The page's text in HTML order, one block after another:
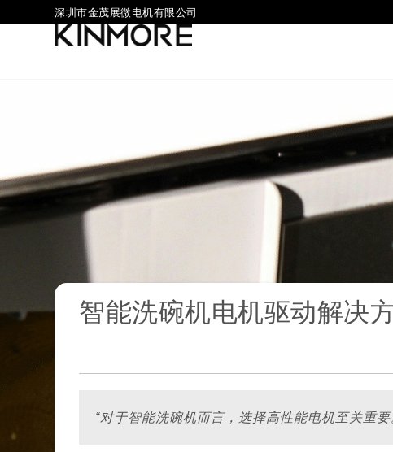
深圳市金茂展微电机有限公司
智能洗碗机电机驱动解决
“对于智能洗碗机而言，选择高性能电机至关重